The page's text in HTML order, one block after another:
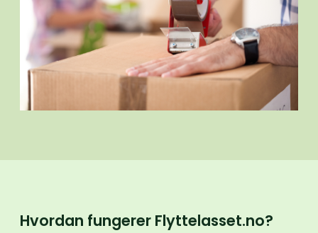
Hvordan fungerer Flyttelasset.no?